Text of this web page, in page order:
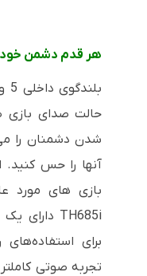
هر قدم دشمن خود
حالت صدای بازی
شدن دشمنان را
آنها را حس کنید.
بازی های مورد
برای
تجربه صوتی